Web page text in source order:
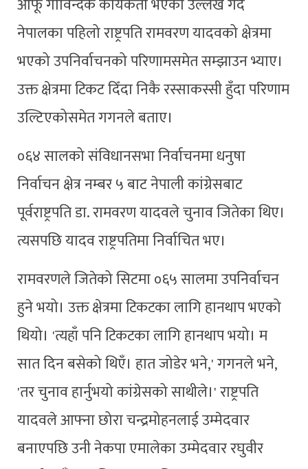
आफू गोविन्दकै कार्यकर्ता भएको उल्लेख गर्दै
नेपालका पहिलो राष्ट्रपति रामवरण यादवको क्षेत्रमा
भएको उपनिर्वाचनको परिणामसमेत सम्झाउन भ्याए।
उक्त क्षेत्रमा टिकट दिँदा निकै रस्साकस्सी हुँदा परिणाम
उल्टिएकोसमेत गगनले बताए।
०६४ सालको संविधानसभा निर्वाचनमा धनुषा
निर्वाचन क्षेत्र नम्बर ५ बाट नेपाली कांग्रेसबाट
पूर्वराष्ट्रपति डा. रामवरण यादवले चुनाव जितेका थिए।
त्यसपछि यादव राष्ट्रपतिमा निर्वाचित भए।
रामवरणले जितेको सिटमा ०६५ सालमा उपनिर्वाचन
हुने भयो। उक्त क्षेत्रमा टिकटका लागि हानथाप भएको
थियो। 'त्यहाँ पनि टिकटका लागि हानथाप भयो। म
सात दिन बसेको थिएँ। हात जोडेर भने,' गगनले भने,
'तर चुनाव हार्नुभयो कांग्रेसको साथीले।' राष्ट्रपति
यादवले आफ्ना छोरा चन्द्रमोहनलाई उम्मेदवार
बनाएपछि उनी नेकपा एमालेका उम्मेदवार रघुवीर